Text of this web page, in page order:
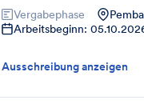
Vergabephase
Arbeitsbeginn:
Ausschreibung anzeigen